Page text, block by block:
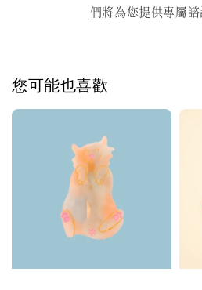
們將為您提供專屬諮
您可能也喜歡